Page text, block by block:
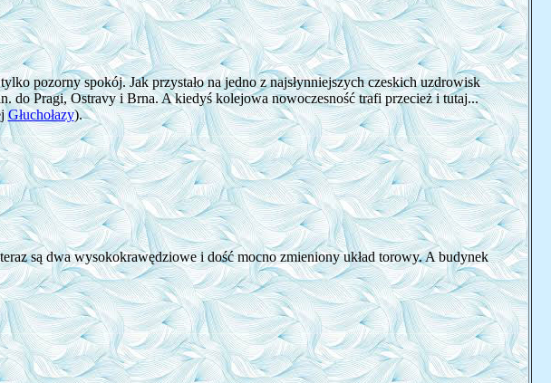
pozorny spokój. Jak przystało na jedno z najsłynniejszych czeskich uzdrowisk
do Pragi, Ostravy i Brna. A kiedyś kolejowa nowoczesność trafi przecież i tutaj...
Głuchołazy).
są dwa wysokokrawędziowe i dość mocno zmieniony układ torowy. A budynek